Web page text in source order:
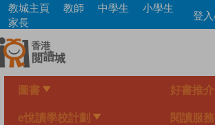
Skip
main
content
教城主頁 教師 中學生
小學生
家長
登
圖書 好書推介
e悅讀學校計劃 閱讀服務